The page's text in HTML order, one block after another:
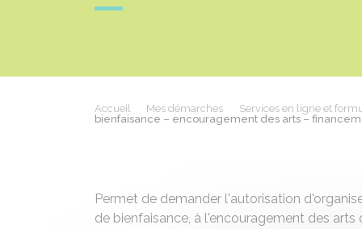
Accueil Mes démarches Services en ligne et
bienfaisance – encouragement des arts –
Permet de demander l'autorisation
de bienfaisance, à l'encouragement des